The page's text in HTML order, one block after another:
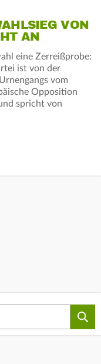
VON
AN
eine Zerreißprobe:
ist von der
vom
Opposition
spricht von